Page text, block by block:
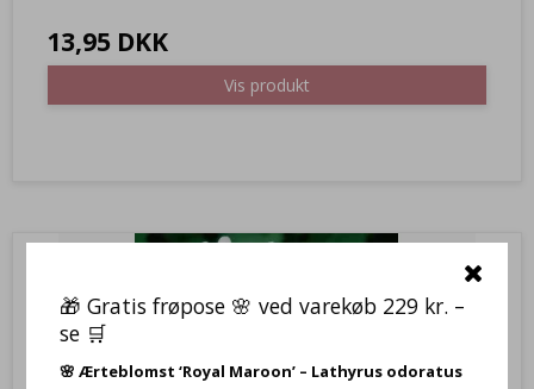
13,95 DKK
Vis produkt
🎁 Gratis frøpose 🌸 ved varekøb 229 kr. –
se 🛒
🌸 Ærteblomst ‘Royal Maroon’ – Lathyrus odoratus